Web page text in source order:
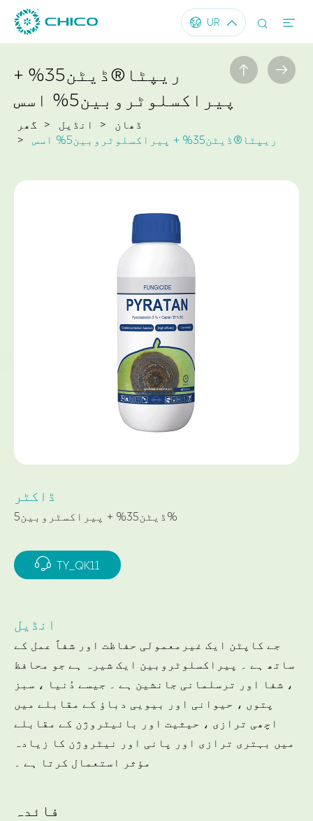
 UR   
ریپٹا®ڈیٹن35% +
پیراکسلوٹروبین5% اسس
گھر انڈیل
ڈھان
ریپٹا®ڈیٹن35% + پیراکسلوٹروبین5% اسس
 
ڈاکٹر
ڈیٹن35% + پیراکسٹروبین5%
 TY_QK11
انڈیل
جے کاپٹن ایک غیرمعمولی حفاظت اور شفاً عمل کے
ساتھ ہے ۔ پیراکسلوٹروبین ایک شیرہ ہے جو محافظ
، شفا اور ترسلمانی جانشین ہے ۔ جیسے دُنیا ، سبز
پتوں ، حیوانی اور بیویی دباؤ کے مقابلے میں
اچھی ترازی ، حیثیت اور بائیٹروژن کے مقابلے
میں بہتری ترازی اور پانی اور نیٹروژن کا زیادہ
مؤثر استعمال کرتا ہے ۔
فائدہ